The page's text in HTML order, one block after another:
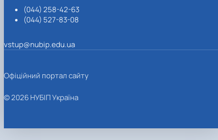
(044) 258-42-63
(044) 527-83-08
vstup@nubip.edu.ua
Офіційний портал сайту
© 2026 НУБІП Україна